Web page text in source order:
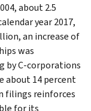
about 2.5
year 2017,
an increase of
was
by C-corporations
about 14 percent
filings reinforces
for its